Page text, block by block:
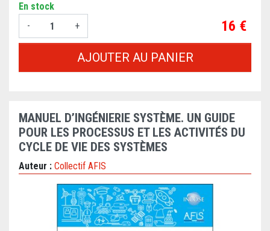
En stock
-
+ Prix
16 €
AJOUTER AU PANIER
MANUEL D’INGÉNIERIE SYSTÈME. UN GUIDE
POUR LES PROCESSUS ET LES ACTIVITÉS DU
CYCLE DE VIE DES SYSTÈMES
Auteur : Collectif AFIS